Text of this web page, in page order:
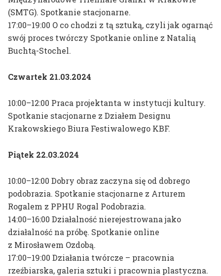
Artur Blusiewicz
Tomáš Agat Błoński
Kacper Bożek
C
Zbigniew Cebula
Bartłomiej Chwilczyński
Mariusz Ciastoń
D
Tomasz Daniec
Marcin Dymek
Zasady rekrutacji na studia
FACULTY
DEPARTMENTS
LOCATIONS
USEFUL
INFORMATIONS
(SMTG). Spotkanie stacjonarne.
17:00–19:00 O co chodzi z tą sztuką, czyli jak ogarnąć
swój proces twórczy Spotkanie online z Natalią
Buchtą-Stochel.
Czwartek 21.03.2024
10:00–12:00 Praca projektanta w instytucji kultury.
Spotkanie stacjonarne z Działem Designu
Krakowskiego Biura Festiwalowego KBF.
Piątek 22.03.2024
10:00–12:00 Dobry obraz zaczyna się od dobrego
podobrazia. Spotkanie stacjonarne z Arturem
Rogalem z PPHU Rogal Podobrazia.
14:00–16:00 Działalność nierejestrowana jako
działalność na próbę. Spotkanie online
z Mirosławem Ozdobą.
17:00–19:00 Działania twórcze – pracownia
rzeźbiarska, galeria sztuki i pracownia plastyczna.